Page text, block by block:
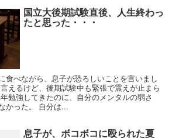
国立大後期試験直後、人生終わっ
たと思った・・・
食べながら、息子が恐ろしいことを言いまし
えるけど、後期試験中も緊張で震えが止まら
勉強してきたのに、自分のメンタルの弱さ
かった。 自分は...
息子が、ボコボコに殴られた夏